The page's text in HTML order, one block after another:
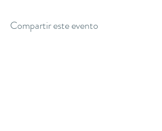
Compartir este evento